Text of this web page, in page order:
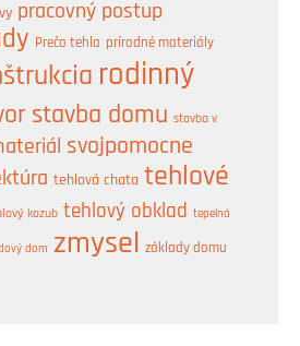
pracovný postup
Prečo tehla prírodné materiály
rodinný
stavba domu stavba v
svojpomocne
tehlová chata tehlové
kozub tehlový obklad tepelná
dom zmysel základy domu